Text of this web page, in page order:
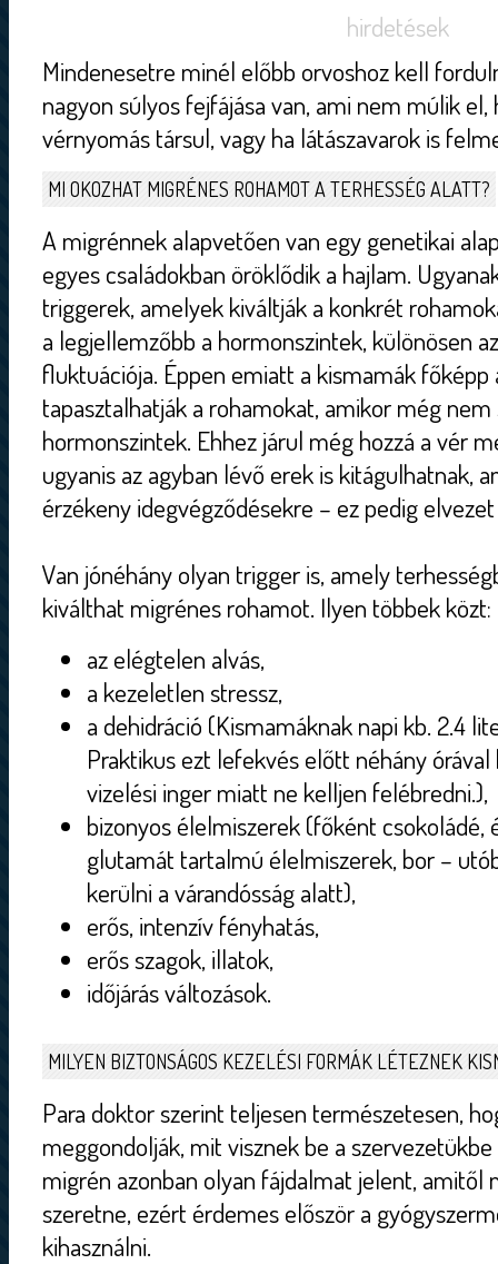
hirdetések
Mindenesetre minél előbb orvoshoz kell
nagyon súlyos fejfájása van, ami nem múlik
vérnyomás társul, vagy ha látászavarok is
MI OKOZHAT MIGRÉNES ROHAMOT A TERHESSÉG ALATT?
A migrénnek alapvetően van egy genetikai
egyes családokban öröklődik a hajlam.
triggerek, amelyek kiváltják a konkrét
a legjellemzőbb a hormonszintek, különösen
fluktuációja. Éppen emiatt a kismamák
tapasztalhatják a rohamokat, amikor még
hormonszintek. Ehhez járul még hozzá a vér
ugyanis az agyban lévő erek is kitágulhatnak,
érzékeny idegvégződésekre – ez pedig
Van jónéhány olyan trigger is, amely
kiválthat migrénes rohamot. Ilyen többek közt:
az elégtelen alvás,
a kezeletlen stressz,
a dehidráció (Kismamáknak napi kb. 2.4
Praktikus ezt lefekvés előtt néhány órával
vizelési inger miatt ne kelljen felébredni.),
bizonyos élelmiszerek (főként
glutamát tartalmú élelmiszerek, bor –
kerülni a várandósság alatt),
erős, intenzív fényhatás,
erős szagok, illatok,
időjárás változások.
MILYEN BIZTONSÁGOS KEZELÉSI FORMÁK LÉTEZNEK
Para doktor szerint teljesen természetesen,
meggondolják, mit visznek be a
migrén azonban olyan fájdalmat jelent, amitől
szeretne, ezért érdemes először a
kihasználni.